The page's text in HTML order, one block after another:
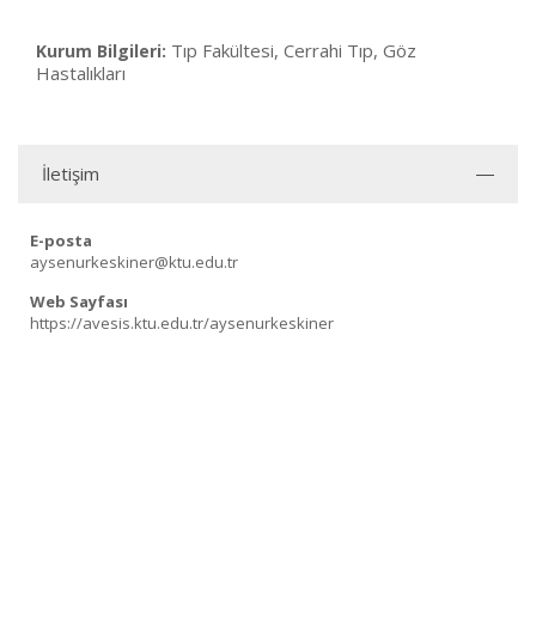
Kurum Bilgileri: Tıp Fakültesi, Cerrahi Tıp, Göz
Hastalıkları
İletişim
E-posta
aysenurkeskiner@ktu.edu.tr
Web Sayfası
https://avesis.ktu.edu.tr/aysenurkeskiner